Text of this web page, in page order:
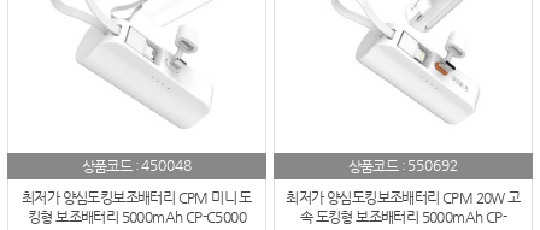
상품코드 :450048
최저가 양심도킹보조배터리 CPM 미니 도
킹형 보조배터리 5000mAh CP-C5000
상품코드 : 550692
최저가 양심도킹보조배터리 CPM 20W 고
속 도킹형 보조배터리 5000mAh CP-